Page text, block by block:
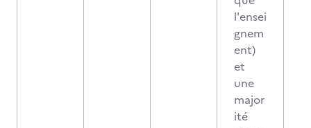
l'ensei
gnem
ent)
et
une
major
ité